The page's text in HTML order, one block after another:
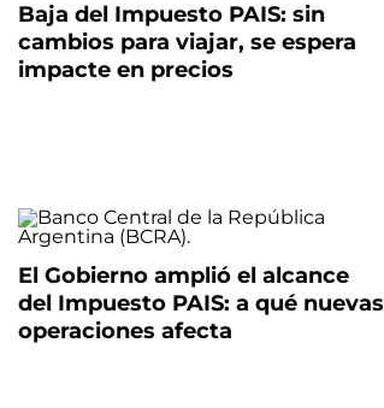
Baja del Impuesto PAIS: sin
cambios para viajar, se espera
impacte en precios
El Gobierno amplió el alcance
del Impuesto PAIS: a qué nuevas
operaciones afecta